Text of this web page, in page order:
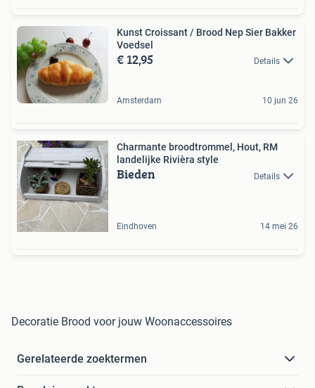
Kunst Croissant / Brood Nep Sier Bakker
Voedsel
€ 12,95 Details
Amsterdam 10 jun 26
Charmante broodtrommel, Hout, RM
landelijke Rivièra style
Bieden Details
Eindhoven 14 mei 26
Decoratie Brood voor jouw Woonaccessoires
Gerelateerde zoektermen